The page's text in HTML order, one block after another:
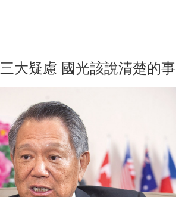
大疑慮 國光該說清楚的事